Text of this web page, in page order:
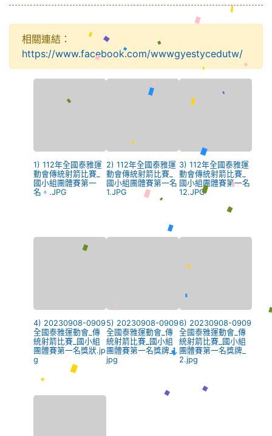
相關連結：
https://www.facebook.com/wwwgyestycedutw/
1) 112年全國泰雅運
動會傳統射箭比賽_
國小組團體賽第一
名。.JPG
2) 112年全國泰雅運
動會傳統射箭比賽_
國小組團體賽第一名
1.JPG
3) 112年全國泰雅運
動會傳統射箭比賽_
國小組團體賽第一名
12.JPG
4) 20230908-0909
全國泰雅運動會_傳
統射箭比賽_國小組
團體賽第一名獎狀.jp
g
5) 20230908-0909
全國泰雅運動會_傳
統射箭比賽_國小組
團體賽第一名獎牌_1.
jpg
6) 20230908-0909
全國泰雅運動會_傳
統射箭比賽_國小組
團體賽第一名獎牌_
2.jpg